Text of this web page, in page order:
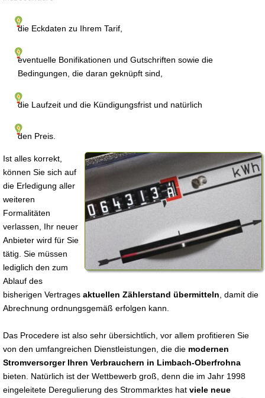
die Eckdaten zu Ihrem Tarif,
eventuelle Bonifikationen und Gutschriften sowie die
Bedingungen, die daran geknüpft sind,
die Laufzeit und die Kündigungsfrist und natürlich
den Preis.
Ist alles korrekt,
können Sie sich auf
die Erledigung aller
weiteren
Formalitäten
verlassen, Ihr neuer
Anbieter wird für Sie
tätig. Sie müssen
lediglich den zum
Ablauf des
bisherigen Vertrages aktuellen Zählerstand übermitteln , damit die
Abrechnung ordnungsgemäß erfolgen kann.
Das Procedere ist also sehr übersichtlich, vor allem profitieren Sie
von den umfangreichen Dienstleistungen, die die modernen
Stromversorger Ihren Verbrauchern in Limbach-Oberfrohna
bieten. Natürlich ist der Wettbewerb groß, denn die im Jahr 1998
eingeleitete Deregulierung des Strommarktes hat viele neue